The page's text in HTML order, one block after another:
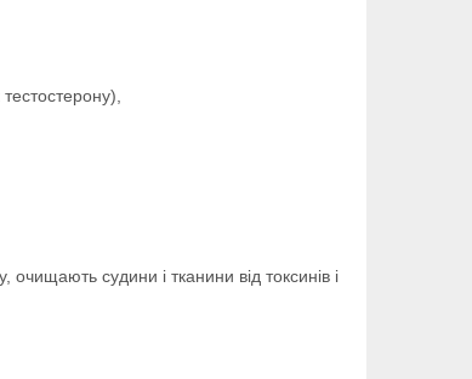
тестостерону),
судини і тканини від токсинів і